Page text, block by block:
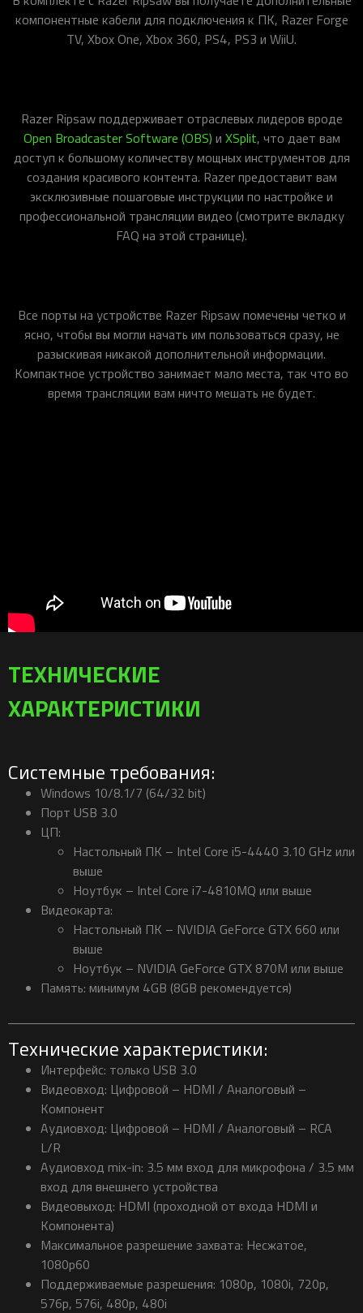
компонентные кабели для подключения к ПК, Razer Forge
TV, Xbox One, Xbox 360, PS4, PS3 и WiiU.
Razer Ripsaw поддерживает отраслевых лидеров вроде
Open Broadcaster Software (OBS) и XSplit, что дает вам
доступ к большому количеству мощных инструментов для
создания красивого контента. Razer предоставит вам
эксклюзивные пошаговые инструкции по настройке и
профессиональной трансляции видео (смотрите вкладку
FAQ на этой странице).
Все порты на устройстве Razer Ripsaw помечены четко и
ясно, чтобы вы могли начать им пользоваться сразу, не
разыскивая никакой дополнительной информации.
Компактное устройство занимает мало места, так что во
время трансляции вам ничто мешать не будет.
ТЕХНИЧЕСКИЕ
ХАРАКТЕРИСТИКИ
Системные требования:
Windows 10/8.1/7 (64/32 bit)
Порт USB 3.0
ЦП:
Настольный ПК – Intel Core i5-4440 3.10 GHz или
выше
Ноутбук – Intel Core i7-4810MQ или выше
Видеокарта:
Настольный ПК – NVIDIA GeForce GTX 660 или
выше
Ноутбук – NVIDIA GeForce GTX 870M или выше
Память: минимум 4GB (8GB рекомендуется)
Технические характеристики:
Интерфейс: только USB 3.0
Видеовход: Цифровой – HDMI / Аналоговый –
Компонент
Аудиовход: Цифровой – HDMI / Аналоговый – RCA
L/R
Аудиовход mix-in: 3.5 мм вход для микрофона / 3.5 мм
вход для внешнего устройства
Видеовыход: HDMI (проходной от входа HDMI и
Компонента)
Максимальное разрешение захвата: Несжатое,
1080p60
Поддерживаемые разрешения: 1080p, 1080i, 720p,
576p, 576i, 480p, 480i